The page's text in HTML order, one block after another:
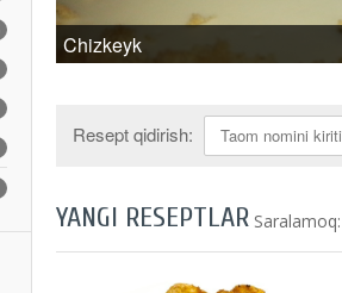
Chizkeyk
Resept qidirish:
YANGI RESEPTLAR Saralamoq: